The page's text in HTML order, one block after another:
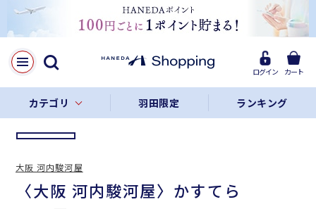
ログイン カート
カテゴリ 羽田限定 ランキング
LINE
Facebook
リンクをコピー
〈大阪 河内駿河屋〉かすてら
大阪 河内駿河屋